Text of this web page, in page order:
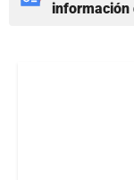
información